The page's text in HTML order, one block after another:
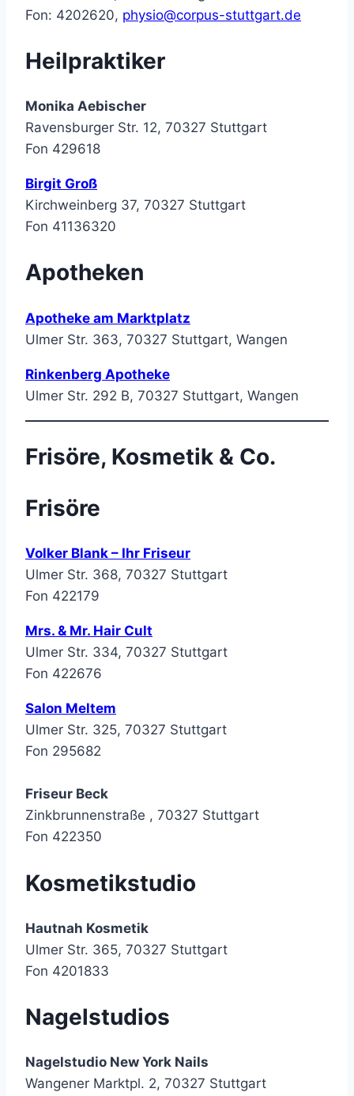
Fon: 4202620, physio@corpus-stuttgart.de
Heilpraktiker
Monika Aebischer
Ravensburger Str. 12, 70327 Stuttgart
Fon 429618
Birgit Groß
Kirchweinberg 37, 70327 Stuttgart
Fon 41136320
Apotheken
Apotheke am Marktplatz
Ulmer Str. 363, 70327 Stuttgart, Wangen
Rinkenberg Apotheke
Ulmer Str. 292 B, 70327 Stuttgart, Wangen
Frisöre, Kosmetik & Co.
Frisöre
Volker Blank – Ihr Friseur
Ulmer Str. 368, 70327 Stuttgart
Fon 422179
Mrs. & Mr. Hair Cult
Ulmer Str. 334, 70327 Stuttgart
Fon 422676
Salon Meltem
Ulmer Str. 325, 70327 Stuttgart
Fon 295682
Friseur Beck
Zinkbrunnenstraße , 70327 Stuttgart
Fon 422350
Kosmetikstudio
Hautnah Kosmetik
Ulmer Str. 365, 70327 Stuttgart
Fon 4201833
Nagelstudios
Nagelstudio New York Nails
Wangener Marktpl. 2, 70327 Stuttgart